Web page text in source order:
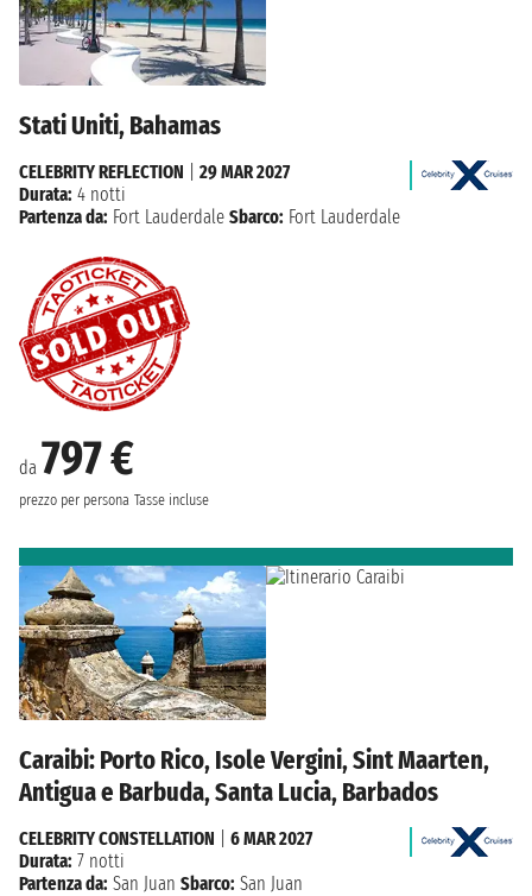
Stati Uniti, Bahamas
da 797 €
prezzo per persona Tasse incluse
CELEBRITY REFLECTION
29 MAR 2027
Durata: 4 notti
Partenza da: Fort Lauderdale Sbarco: Fort Lauderdale
Caraibi: Porto Rico, Isole Vergini, Sint Maarten,
Antigua e Barbuda, Santa Lucia, Barbados
CELEBRITY CONSTELLATION
6 MAR 2027
Durata: 7 notti
Partenza da: San Juan Sbarco: San Juan